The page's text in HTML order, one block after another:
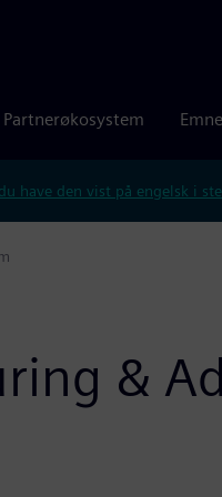
Partnerøkosystem
have den vist på engelsk i
&